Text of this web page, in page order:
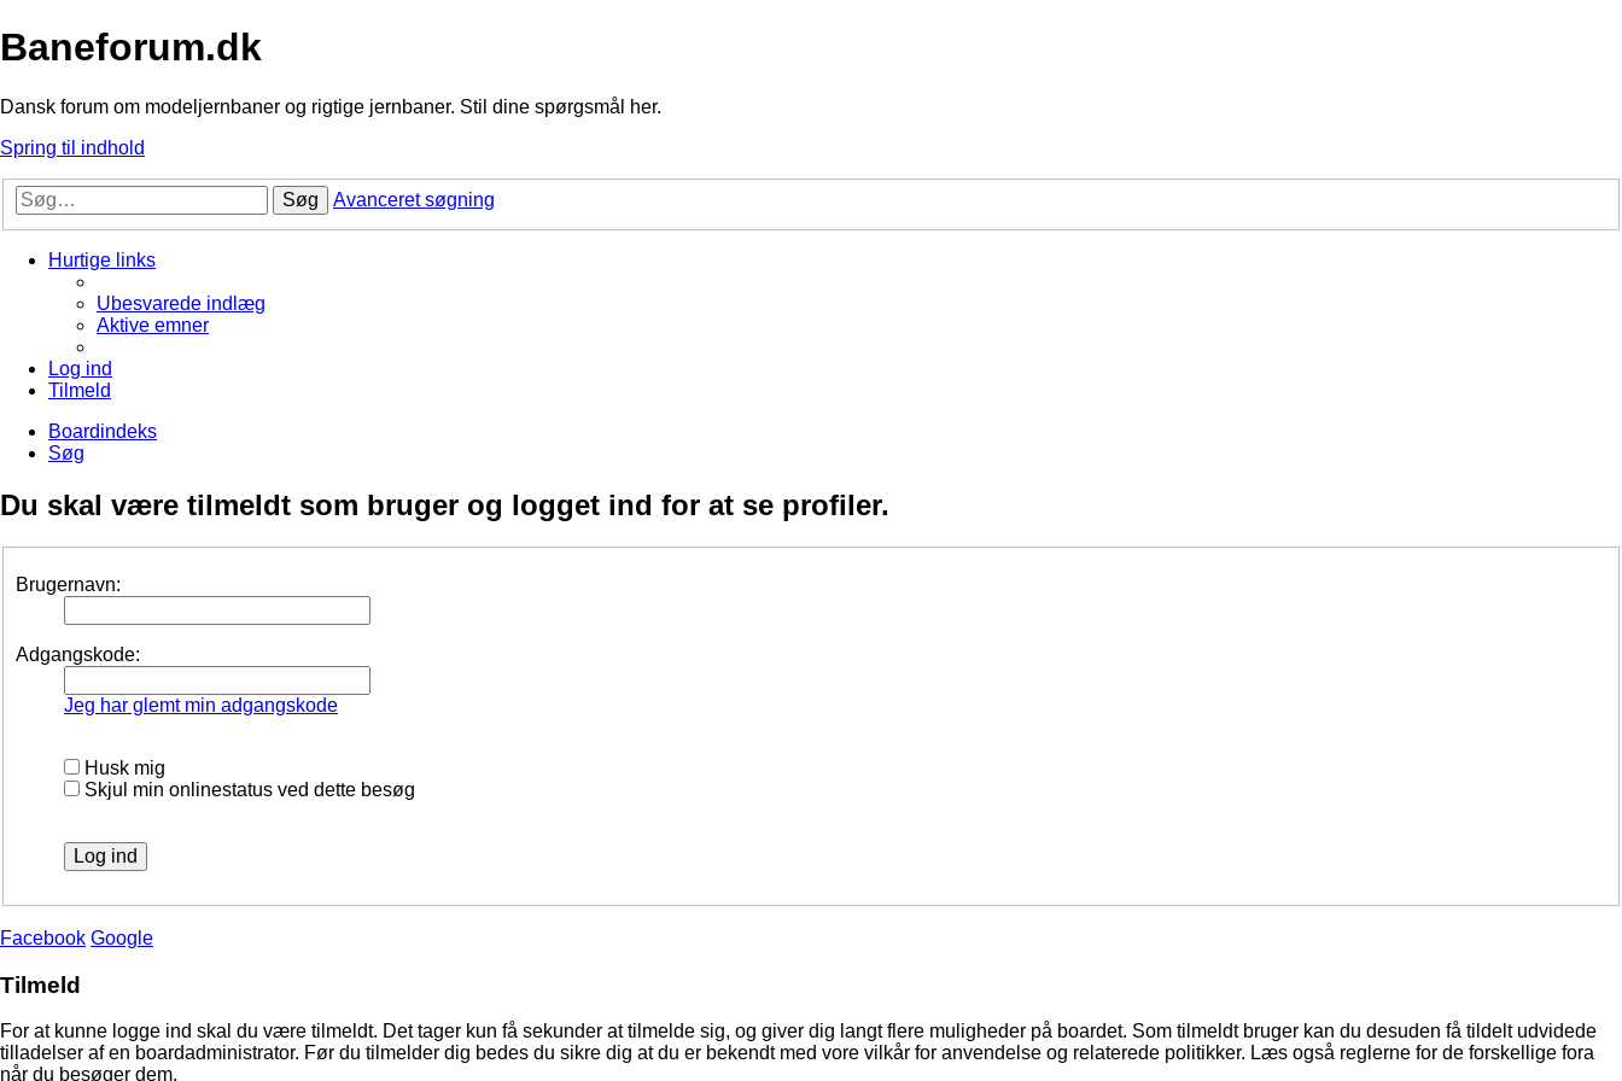
Baneforum.dk
Dansk forum om modeljernbaner og rigtige jernbaner. Stil dine spørgsmål her.
Spring til indhold
Søg Avanceret søgning
Hurtige links
Ubesvarede indlæg
Aktive emner
Log ind
Tilmeld
Boardindeks
Søg
Du skal være tilmeldt som bruger og logget ind for at se profiler.
Brugernavn:
Adgangskode:
Jeg har glemt min adgangskode
Husk mig
Skjul min onlinestatus ved dette besøg
Facebook Google
Tilmeld
For at kunne logge ind skal du være tilmeldt. Det tager kun få sekunder at tilmelde sig, og giver dig langt flere muligheder på boardet. Som tilmeldt bruger kan du desuden få tildelt udvidede
tilladelser af en boardadministrator. Før du tilmelder dig bedes du sikre dig at du er bekendt med vore vilkår for anvendelse og relaterede politikker. Læs også reglerne for de forskellige fora
når du besøger dem.